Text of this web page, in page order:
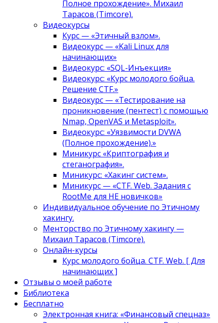
Полное прохождение». Михаил
Тарасов (Timcore).
Видеокурсы
Курс — «Этичный взлом».
Видеокурс — «Kali Linux для
начинающих»
Видеокурс: «SQL-Инъекция»
Видеокурс: «Курс молодого бойца.
Решение CTF.»
Видеокурс — «Тестирование на
проникновение (пентест) с помощью
Nmap, OpenVAS и Metasploit».
Видеокурс: «Уязвимости DVWA
(Полное прохождение).»
Миникурс «Криптография и
стеганография».
Миникурс: «Хакинг систем».
Миникурс — «CTF. Web. Задания с
RootMe для НЕ новичков»
Индивидуальное обучение по Этичному
хакингу.
Менторство по Этичному хакингу —
Михаил Тарасов (Timcore).
Онлайн-курсы
Курс молодого бойца. CTF. Web. [ Для
начинающих ]
Отзывы о моей работе
Библиотека
Бесплатно
Электронная книга: «Финансовый спецназ»